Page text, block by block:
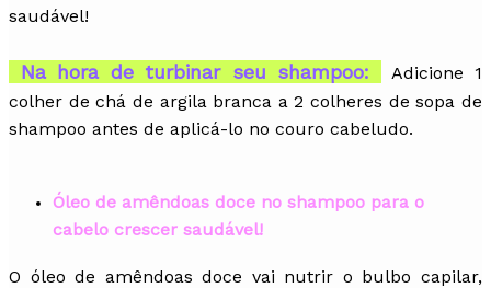
saudável!
Na hora de turbinar seu shampoo:
Adicione 1
colher de chá de argila branca a 2 colheres de sopa de
shampoo antes de aplicá-lo no couro cabeludo.
Óleo de amêndoas doce no shampoo para o
cabelo crescer saudável!
O óleo de amêndoas doce vai nutrir o bulbo capilar,